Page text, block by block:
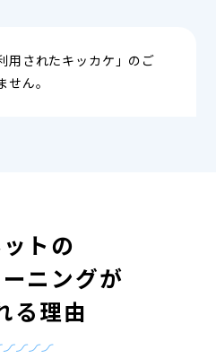
用されたキッカケ」のご
ん。
トの
ニングが
る理由